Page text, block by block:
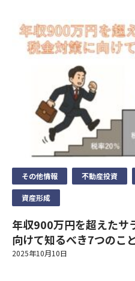
その他情報 不動産投資
資産形成
年収900万円を超えたサ
向けて知るべき7つのこと
2025年10月10日
当社は、業務上必要な範囲で、
人情報を取得します。
当サイトでは、Googleによる
リティクス」を使用しています
データの収集のためにCookie
匿名で収集されており、個人を
この機能はCookieを無効にす
来ますので、お使いのブラウザ
約に関しての詳細はGoogleアナ
ページやGoogleポリシーと規約
6）個人データの安全管理措置
他の個人データの安全管理のた
などの整備および実施体制の整
を講じるとともに、利用目的の
2）従業員教育
当社は、個人情報の取扱いが適
育・指導を徹底します。
3）個人情報の利用目的
セットライフエージェンシー株
取扱いについて、個人情報保護
の規範を遵守いたします。
当社は、個人情報保護の観点か
みに利用いたします。
①当社事業に関してお問い合わ
め。
②当社事業に関してご請求いた
③当社のサービスのご案内・サ
④当社が委託を受けている保険
お名前
年齢
年収
相続について相談したい
保険の見直しを相談したい
個人情報のお取り扱いに
セットライフエージェンシー（
は、本ウェブサイト上で提供す
といいます）におけるプライバ
のとおりプライバシーポリシー
個人情報の重要性に鑑み、また
の信頼をより向上させるため、
1）法令等の遵守
当社は、個人情報の保護に関す
関連法令および関係官庁のガイ
2）従業員教育
当社は、個人情報の取扱いが適
育・指導を徹底します。
3）個人情報の利用目的
セットライフエージェンシー株
取扱いについて、個人情報保護
の規範を遵守いたします。
料カウンセリングの際に提出い
みに利用いたします。
①当社事業に関してお問い合わ
個人情報の
年齢